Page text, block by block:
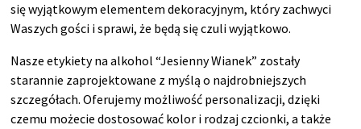
się wyjątkowym elementem dekoracyjnym, który zachwyci
Waszych gości i sprawi, że będą się czuli wyjątkowo.
Nasze etykiety na alkohol “Jesienny Wianek” zostały
starannie zaprojektowane z myślą o najdrobniejszych
szczegółach. Oferujemy możliwość personalizacji, dzięki
czemu możecie dostosować kolor i rodzaj czcionki, a także